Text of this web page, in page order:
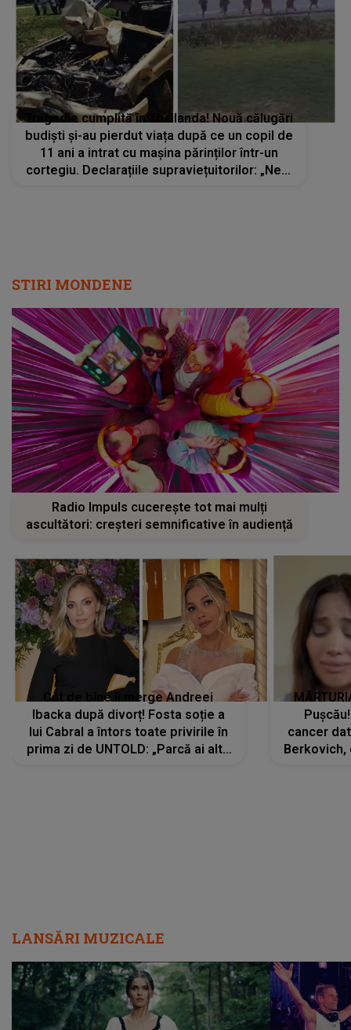
Tragedie cumplită în Thailanda! Nouă călugări
budiști și-au pierdut viața după ce un copil de
11 ani a intrat cu mașina părinților într-un
cortegiu. Declarațiile supraviețuitorilor: „Ne-a
STIRI MONDENE
Radio Impuls cucerește tot mai mulți
ascultători: creșteri semnificative în audiență
Cât de bine îi merge Andreei
Ibacka după divorț! Fosta soție a
lui Cabral a întors toate privirile în
prima zi de UNTOLD: „Parcă ai altă
cancer
LANSĂRI MUZICALE